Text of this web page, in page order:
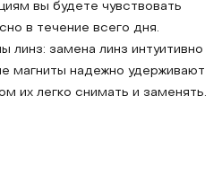
вы будете чувствовать
в течение всего дня.
линз: замена линз интуитивно
магниты надежно удерживают
их легко снимать и заменять.